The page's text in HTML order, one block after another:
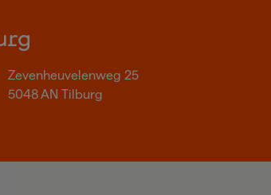
Zevenheuvelenweg 25
5048 AN Tilburg